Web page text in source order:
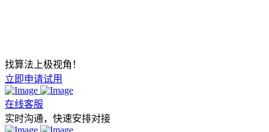
找算法上极视角！
立即申请试用
在线客服
实时沟通，快速安排对接